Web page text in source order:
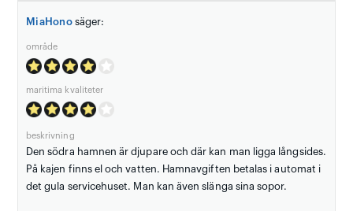
MiaHonosäger:
område
maritima kvaliteter
beskrivning
Den södra hamnen är djupare och där kan man ligga långsides.
På kajen finns el och vatten. Hamnavgiften betalas i automat i
det gula servicehuset. Man kan även slänga sina sopor.